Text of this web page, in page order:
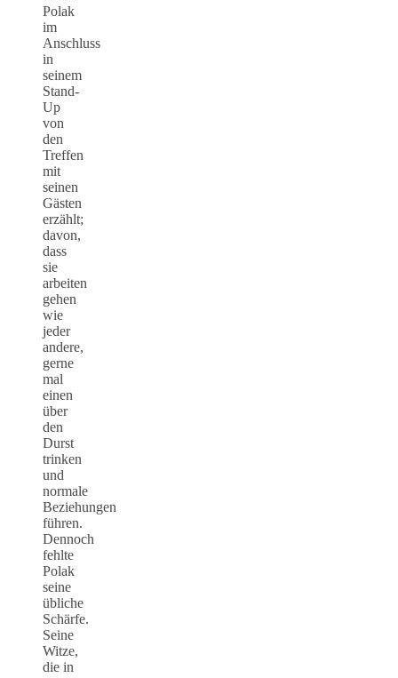
Polak
im
Anschluss
in
seinem
Stand-
Up
von
den
Treffen
mit
seinen
Gästen
erzählt;
davon,
dass
sie
arbeiten
gehen
wie
jeder
andere,
gerne
mal
einen
über
den
Durst
trinken
und
normale
Beziehungen
führen.
Dennoch
fehlte
Polak
seine
übliche
Schärfe.
Seine
Witze,
die in